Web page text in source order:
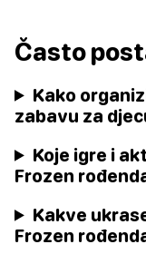
Často
Kako
zabavu za
Koje igre i
Frozen
Kakve
Frozen